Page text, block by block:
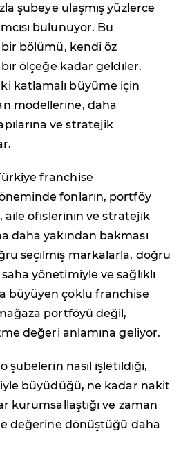
şubeye ulaşmış yüzlerce
bulunuyor. Bu
bir bölümü, kendi öz
ölçeğe kadar geldiler.
katlamalı büyüme için
modellerine, daha
ve stratejik
franchise
fonların, portföy
ofislerinin ve stratejik
daha yakından bakması
seçilmiş markalarla, doğru
yönetimiyle ve sağlıklı
büyüyen çoklu franchise
portföyü değil,
değeri anlamına geliyor.
şubelerin nasıl işletildiği,
büyüdüğü, ne kadar nakit
kurumsallaştığı ve zaman
değerine dönüştüğü daha